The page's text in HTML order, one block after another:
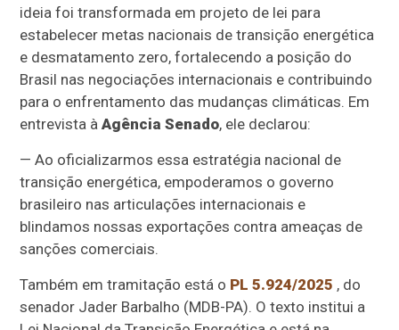
ideia foi transformada em projeto de lei para
estabelecer metas nacionais de transição energética
e desmatamento zero, fortalecendo a posição do
Brasil nas negociações internacionais e contribuindo
para o enfrentamento das mudanças climáticas. Em
entrevista àAgência Senado, ele declarou:
— Ao oficializarmos essa estratégia nacional de
transição energética, empoderamos o governo
brasileiro nas articulações internacionais e
blindamos nossas exportações contra ameaças de
sanções comerciais.
Também em tramitação está o PL 5.924/2025 , do
senador Jader Barbalho (MDB-PA). O texto institui a